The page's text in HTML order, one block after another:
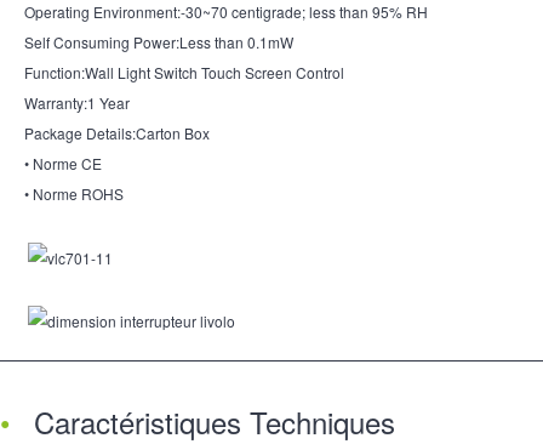
Operating Environment:-30~70 centigrade; less than 95% RH
Self Consuming Power:Less than 0.1mW
Function:Wall Light Switch Touch Screen Control
Warranty:1 Year
Package Details:Carton Box
• Norme CE
• Norme ROHS
Caractéristiques Techniques